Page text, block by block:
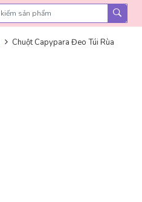
Chuột Capypara Đeo Túi Rùa